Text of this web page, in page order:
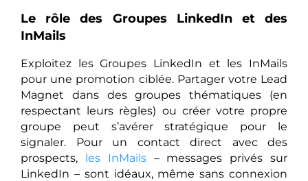
Le rôle des Groupes LinkedIn et des
InMails
Exploitez les Groupes LinkedIn et les InMails
pour une promotion ciblée. Partager votre Lead
Magnet dans des groupes thématiques (en
respectant leurs règles) ou créer votre propre
groupe peut s’avérer stratégique pour le
signaler. Pour un contact direct avec des
prospects, les InMails– messages privés sur
LinkedIn – sont idéaux, même sans connexion